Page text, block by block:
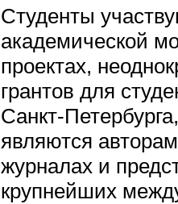
Студенты
академической
проектах,
грантов для
Санкт-
являются
журналах и
крупнейших